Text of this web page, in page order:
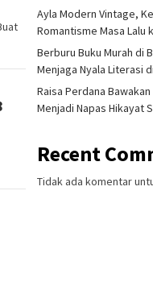
Ayla Modern Vintage,
Romantisme Masa Lalu
Berburu Buku Murah di
Menjaga Nyala Literasi
Raisa Perdana
Menjadi Napas Hikayat
Recent
Tidak ada komentar